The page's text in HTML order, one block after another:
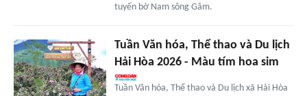
tuyến bờ Nam sông Gâm.
Tuần Văn hóa, Thể thao và Du lịch
Hải Hòa 2026 - Màu tím hoa sim
Tuần Văn hóa, Thể thao và Du lịch xã Hải Hòa